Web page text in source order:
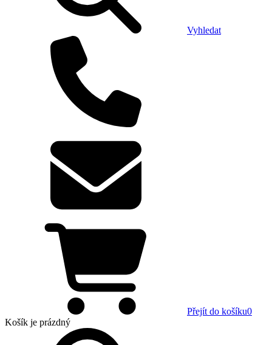
Vyhledat
Přejít do košíku0
Košík je prázdný